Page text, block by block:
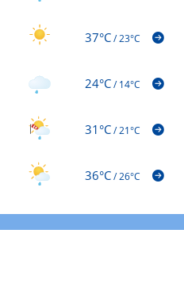
37°C/23°C
24°C/14°C
31°C/21°C
36°C/26°C